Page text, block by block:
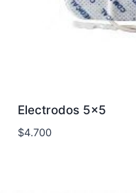
Electrodos 5×5
$4.700